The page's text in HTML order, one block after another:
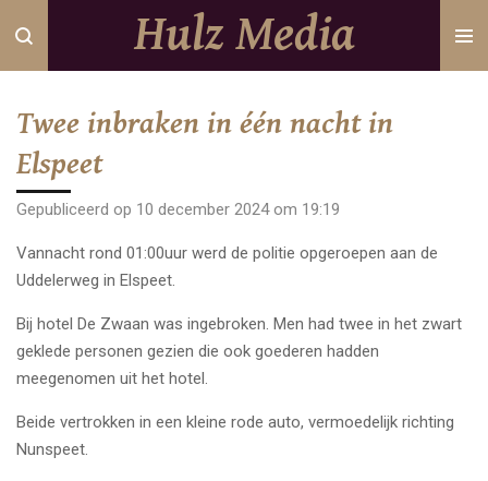
Ga
direct
hoofdinhoud
Hulz Media
Twee inbraken in één nacht in
Elspeet
Gepubliceerd op 10 december 2024 om 19:19
Vannacht rond 01:00uur werd de politie opgeroepen aan de
Uddelerweg in Elspeet.
Bij hotel De Zwaan was ingebroken. Men had twee in het zwart
geklede personen gezien die ook goederen hadden
meegenomen uit het hotel.
Beide vertrokken in een kleine rode auto, vermoedelijk richting
Nunspeet.